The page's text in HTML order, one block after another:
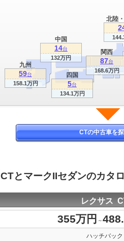
関西
87台
168.6万円
九州
59台
158.1万円
北陸
中国
14台
132万円
四国
5台
134.1万円
CTの中古車を
CTとマークIIセダンのカタ
レクサス
355万円 ～
ハッチバック